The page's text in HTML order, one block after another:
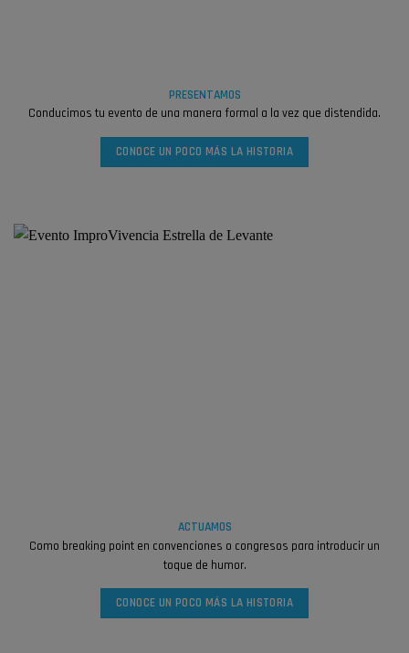
PRESENTAMOS
Conducimos tu evento de una manera formal a la vez que distendida.
CONOCE UN POCO MÁS LA HISTORIA
ACTUAMOS
Como breaking point en convenciones o congresos para introducir un
toque de humor.
CONOCE UN POCO MÁS LA HISTORIA